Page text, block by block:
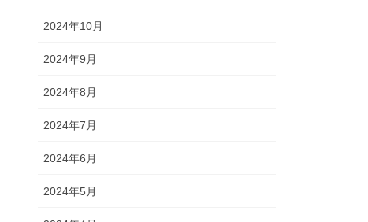
2024年10月
2024年9月
2024年8月
2024年7月
2024年6月
2024年5月